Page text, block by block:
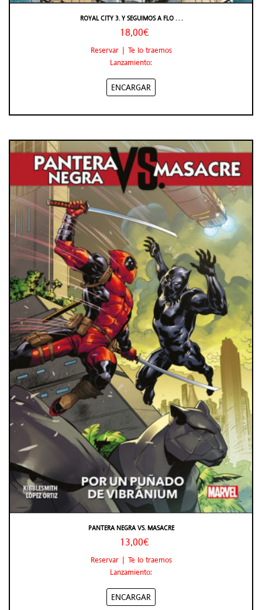
ROYAL CITY 3. Y SEGUIMOS A FLO . . .
18,00€
Reservar | Te lo traemos
Lanzamiento:
ENCARGAR
PANTERA NEGRA VS. MASACRE
13,00€
Reservar | Te lo traemos
Lanzamiento:
ENCARGAR